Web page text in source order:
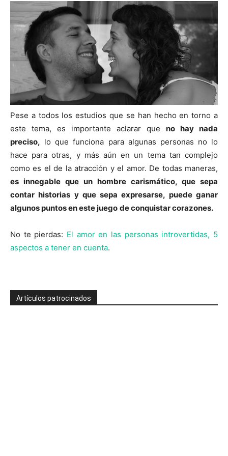
Pese a todos los estudios que se han hecho en torno a
este tema, es importante aclarar que no hay nada
preciso, lo que funciona para algunas personas no lo
hace para otras, y más aún en un tema tan complejo
como es el de la atracción y el amor. De todas maneras,
es innegable que un hombre carismático, que sepa
contar historias y que sepa expresarse, puede ganar
algunos puntos en este juego de conquistar corazones.
No te pierdas: El amor en las personas introvertidas, 5
aspectos a tener en cuenta.
Artículos patrocinados